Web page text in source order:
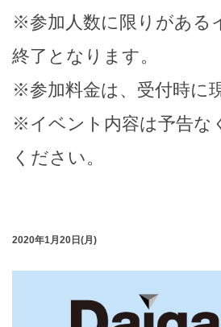
※参加人数に限りがある
終了となります。
※参加料金は、受付時に
※イベント内容は予告な
ください。
2020年1月20日(月)